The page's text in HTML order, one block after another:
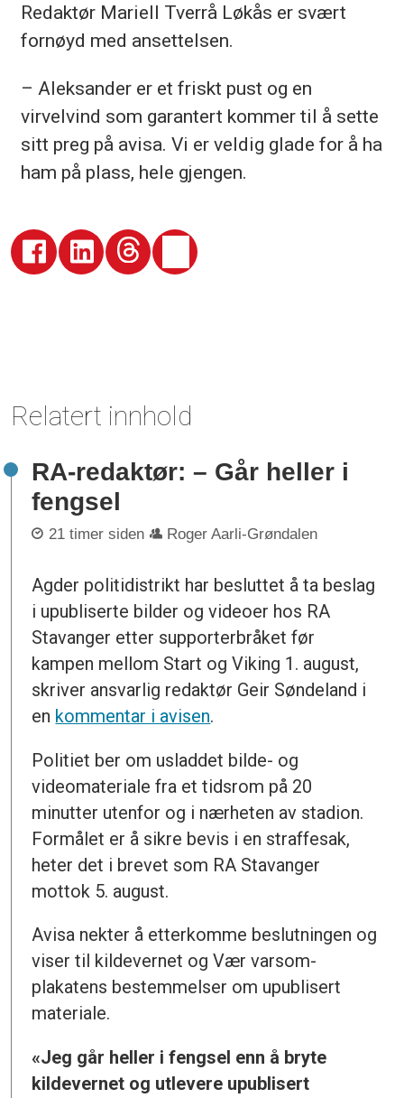
Redaktør Mariell Tverrå Løkås er svært
fornøyd med ansettelsen.
– Aleksander er et friskt pust og en
virvelvind som garantert kommer til å sette
sitt preg på avisa. Vi er veldig glade for å ha
ham på plass, hele gjengen.
Relatert innhold
RA-redaktør: – Går heller i
fengsel
21 timer siden Roger Aarli-Grøndalen
Agder politidistrikt har besluttet å ta beslag
i upubliserte bilder og videoer hos RA
Stavanger etter supporterbråket før
kampen mellom Start og Viking 1. august,
skriver ansvarlig redaktør Geir Søndeland i
en kommentar i avisen.
Politiet ber om usladdet bilde- og
videomateriale fra et tidsrom på 20
minutter utenfor og i nærheten av stadion.
Formålet er å sikre bevis i en straffesak,
heter det i brevet som RA Stavanger
mottok 5. august.
Avisa nekter å etterkomme beslutningen og
viser til kildevernet og Vær varsom-
plakatens bestemmelser om upublisert
materiale.
«Jeg går heller i fengsel enn å bryte
kildevernet og utlevere upublisert